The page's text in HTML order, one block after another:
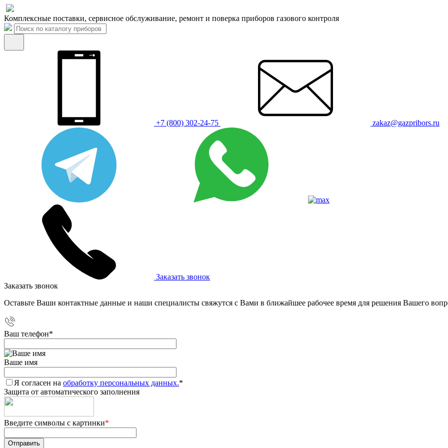
Комплексные поставки, сервисное обслуживание, ремонт и поверка приборов газового контроля
+7 (800) 302-24-75 zakaz@gazpribors.ru
Заказать звонок
Заказать звонок
Оставьте Ваши контактные данные и наши специалисты свяжутся с Вами в ближайшее рабочее время для решения Вашего
Ваш телефон*
Ваше имя
Я согласен на обработку персональных данных.*
Защита от автоматического заполнения
Введите символы с картинки*